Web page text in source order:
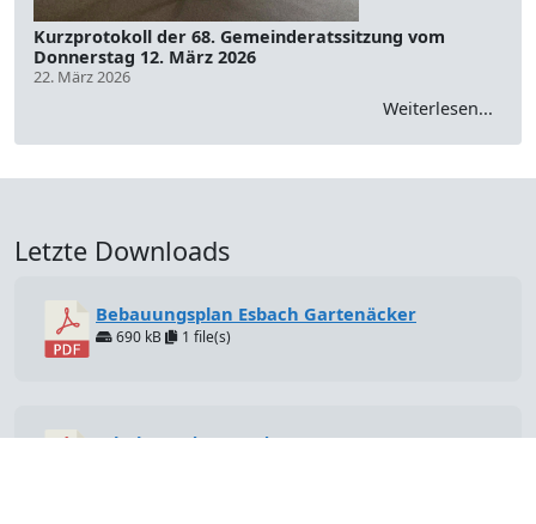
Kurzprotokoll der 68. Gemeinderatssitzung vom
Donnerstag 12. März 2026
22. März 2026
Weiterlesen...
Letzte Downloads
Bebauungsplan Esbach Gartenäcker
690 kB 1 file(s)
Erhebung der Hundesteuer